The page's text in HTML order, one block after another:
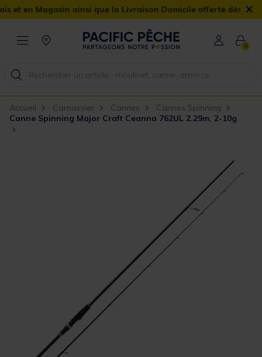
Magasin ainsi que la Livraison Domicile offerte dès 90€ ×
0
Accueil Carnassier Cannes
Cannes Spinning
Canne Spinning Major Craft Ceanna 762UL 2.29m, 2-10g